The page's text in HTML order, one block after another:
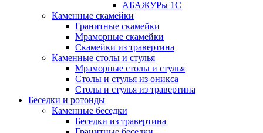
АБАЖУРы 1С
Каменные скамейки
Гранитные скамейки
Мраморные скамейки
Скамейки из травертина
Каменные столы и стулья
Мраморные столы и стулья
Столы и стулья из оникса
Столы и стулья из травертина
Беседки и ротонды
Каменные беседки
Беседки из травертина